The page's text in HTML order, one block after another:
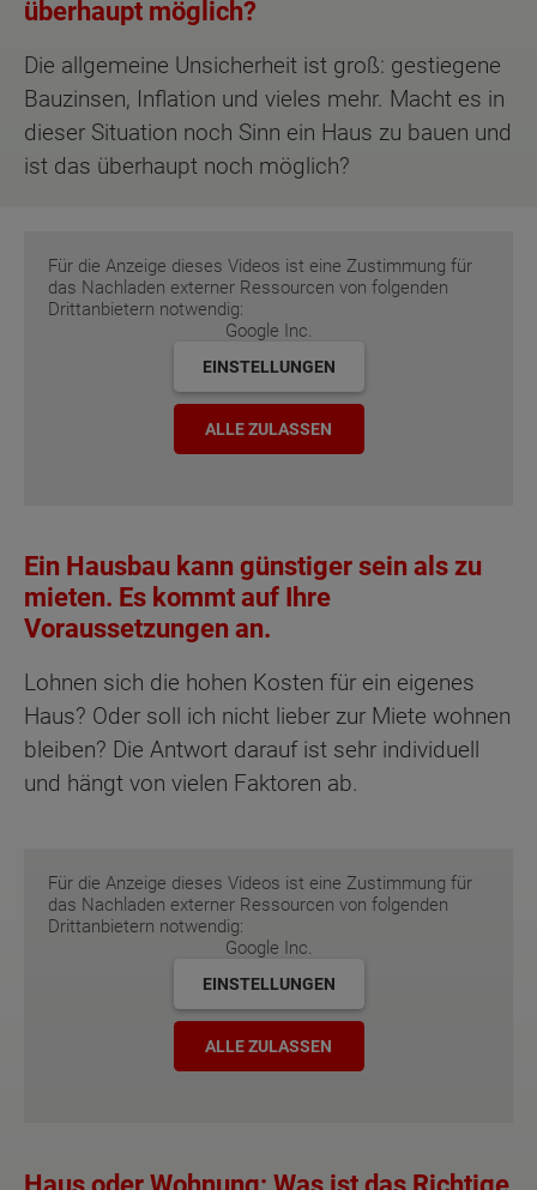
überhaupt möglich?
Die allgemeine Unsicherheit ist groß: gestiegene
Bauzinsen, Inflation und vieles mehr. Macht es in
dieser Situation noch Sinn ein Haus zu bauen und
ist das überhaupt noch möglich?
Für die Anzeige dieses Videos ist eine Zustimmung für
das Nachladen externer Ressourcen von folgenden
Drittanbietern notwendig:
Google Inc.
EINSTELLUNGEN
ALLE ZULASSEN
Ein Hausbau kann günstiger sein als zu
mieten. Es kommt auf Ihre
Voraussetzungen an.
Lohnen sich die hohen Kosten für ein eigenes
Haus? Oder soll ich nicht lieber zur Miete wohnen
bleiben? Die Antwort darauf ist sehr individuell
und hängt von vielen Faktoren ab.
Für die Anzeige dieses Videos ist eine Zustimmung für
das Nachladen externer Ressourcen von folgenden
Drittanbietern notwendig:
Google Inc.
EINSTELLUNGEN
ALLE ZULASSEN